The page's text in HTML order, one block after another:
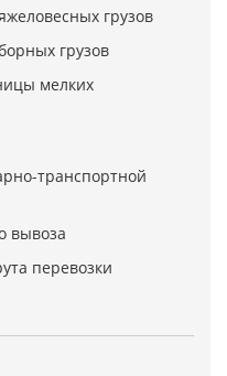
грузов
грузов
мелких
транспортной
вывоза
перевозки